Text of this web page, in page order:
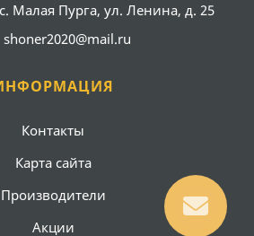
Малая Пурга, ул. Ленина, д. 25
shoner2020@mail.ru
Контакты
Карта сайта
Производители
Акции